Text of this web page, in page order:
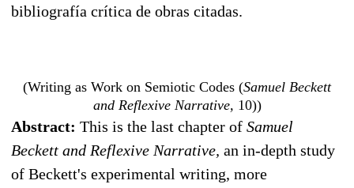
bibliografía crítica de obras citadas.
(Writing as Work on Semiotic Codes (Samuel Beckett
and Reflexive Narrative, 10))
Abstract: This is the last chapter of Samuel
Beckett and Reflexive Narrative, an in-depth study
of Beckett's experimental writing, more